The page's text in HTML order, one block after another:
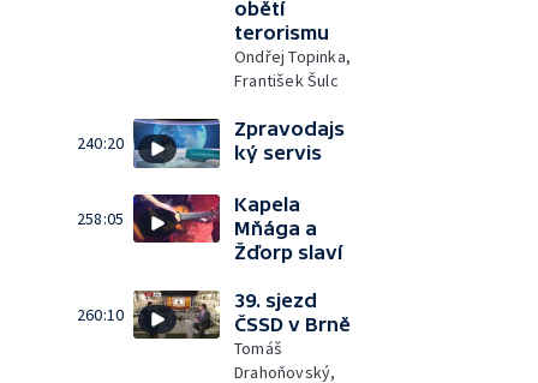
obětí
terorismu
Ondřej Topinka,
František Šulc
240:20
Zpravodajs
ký servis
258:05
Kapela
Mňága a
Žďorp slaví
260:10
39. sjezd
ČSSD v Brně
Tomáš
Drahoňovský,